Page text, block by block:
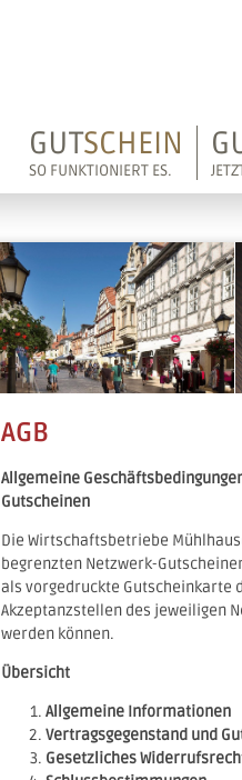
GUTSCHEIN
SO FUNKTIONIERT ES.
AGB
Allgemeine
Gutscheinen
Die Wirtschaftsbetriebe
begrenzten Netzwerk-
als vorgedruckte Gutscheinkarte
Akzeptanzstellen des jeweiligen
werden können.
Übersicht
Allgemeine Informationen
Vertragsgegenstand und
Gesetzliches